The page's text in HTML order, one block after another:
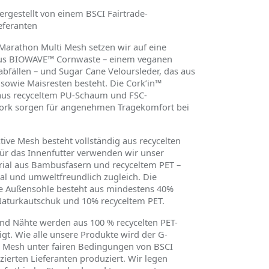
von einem BSCI Fairtrade-
Multi Mesh setzen wir auf eine
BIOWAVE™ Cornwaste – einem veganen
llen – und Sugar Cane Veloursleder, das aus
Maisresten besteht. Die Cork’in™
recyceltem PU-Schaum und FSC-
sorgen für angenehmen Tragekomfort bei
Mesh besteht vollständig aus recycelten
das Innenfutter verwenden wir unser
aus Bambusfasern und recyceltem PET –
und umweltfreundlich zugleich. Die
Außensohle besteht aus mindestens 40%
und 10% recyceltem PET.
Nähte werden aus 100 % recycelten PET-
Wie alle unsere Produkte wird der G-
unter fairen Bedingungen von BSCI
Lieferanten produziert. Wir legen